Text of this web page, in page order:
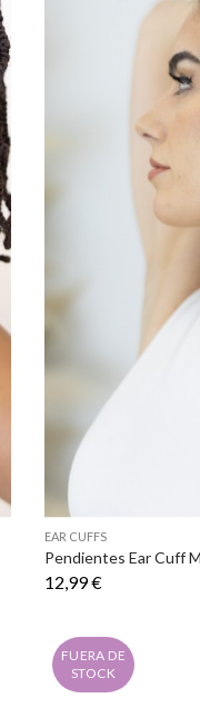
EAR CUFFS
Pendientes Ear Cuff
12,99 €
FUERA DE
STOCK